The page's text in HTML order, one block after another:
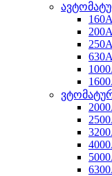
160A
200A
250A
630A